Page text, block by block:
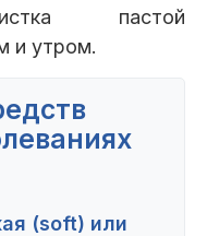
пастой
и утром.
(soft) или